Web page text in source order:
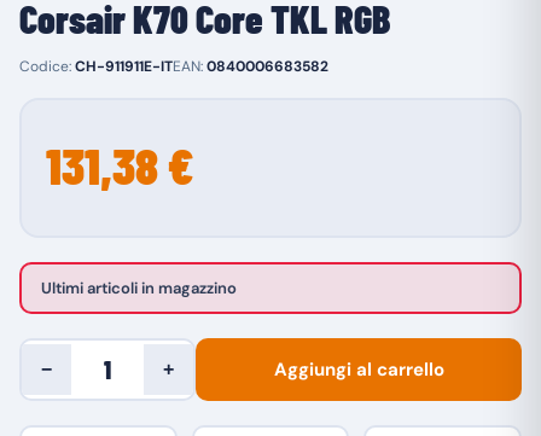
Corsair K70 Core TKL RGB
Codice:CH-911911E-ITEAN:0840006683582
131,38 €
Ultimi articoli in magazzino
− + Aggiungi al carrello